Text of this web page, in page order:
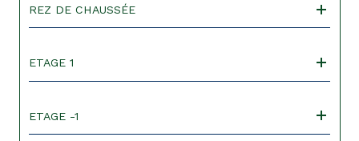
REZ DE CHAUSSÉE
ETAGE 1
ETAGE -1